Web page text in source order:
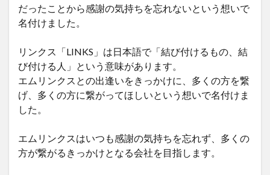
だったことから感謝の気持ちを忘れないという想いで
名付けました。
リンクス「LINKS」は日本語で「結び付けるもの、結
び付ける人」という意味があります。
エムリンクスとの出逢いをきっかけに、多くの方を繋
げ、多くの方に繋がってほしいという想いで名付けま
した。
エムリンクスはいつも感謝の気持ちを忘れず、多くの
方が繋がるきっかけとなる会社を目指します。